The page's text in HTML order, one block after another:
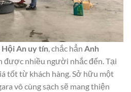
Hội An uy tín, chắc hẳn Anh
được nhiều người nhắc đến. Tại
tốt từ khách hàng. Sở hữu một
vô cùng sạch sẽ mang thiện